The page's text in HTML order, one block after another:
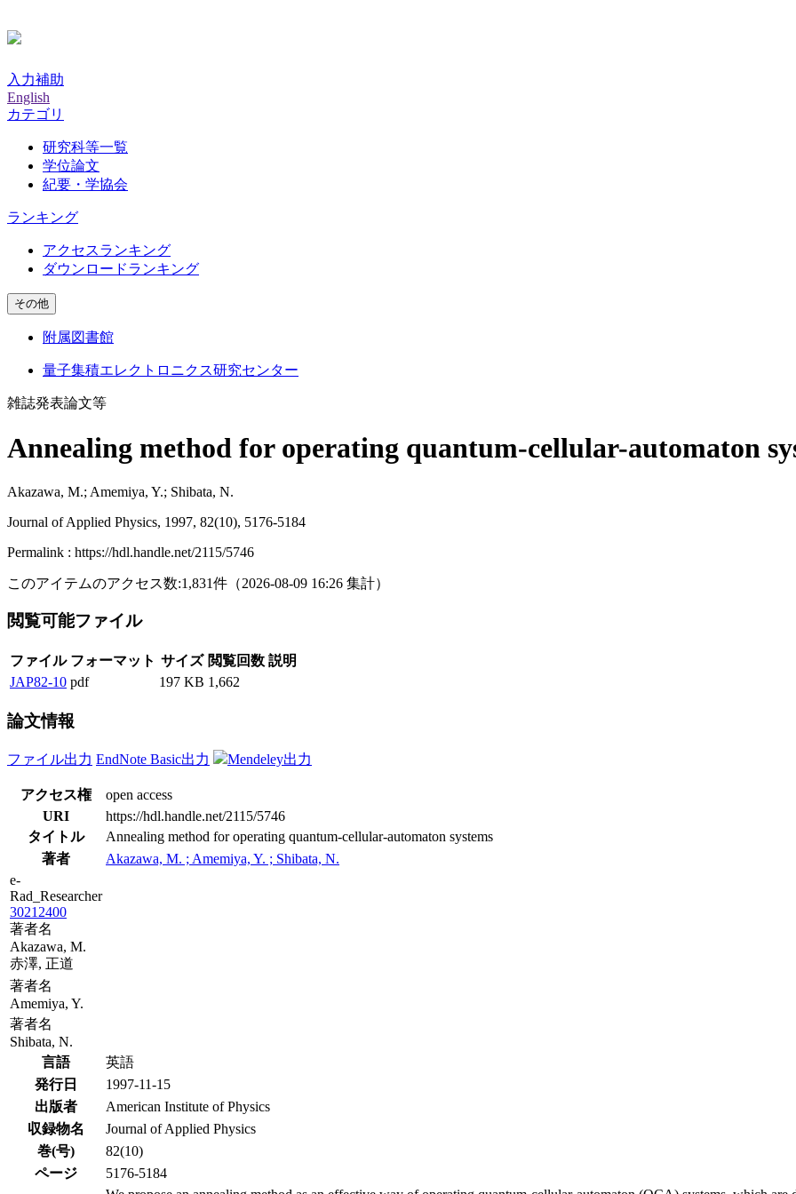
入力補助
English
カテゴリ
研究科等一覧
学位論文
紀要・学協会
ランキング
アクセスランキング
ダウンロードランキング
その他
附属図書館
量子集積エレクトロニクス研究センター
雑誌発表論文等
Annealing method for operating quantum-cellular-automaton
Akazawa, M.; Amemiya, Y.; Shibata, N.
Journal of Applied Physics, 1997, 82(10), 5176-5184
Permalink : https://hdl.handle.net/2115/5746
このアイテムのアクセス数:1,831件 （2026-08-09 16:26 集計）
閲覧可能ファイル
ファイル フォーマット サイズ 閲覧回数 説明
JAP82-10 pdf 197 KB 1,662
論文情報
ファイル出力 EndNote Basic出力 Mendeley出力
アクセス権
open access
URI
https://hdl.handle.net/2115/5746
タイトル
Annealing method for operating quantum-cellular-automaton systems
著者
Akazawa, M. ; Amemiya, Y. ; Shibata, N.
e-
Rad_Researcher
30212400
著者名
Akazawa, M.
赤澤, 正道
著者名
Amemiya, Y.
著者名
Shibata, N.
言語
英語
発行日
1997-11-15
出版者
American Institute of Physics
収録物名
Journal of Applied Physics
巻(号)
82(10)
ページ
5176-5184